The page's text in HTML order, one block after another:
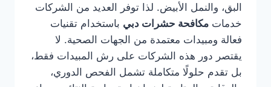
البق، والنمل الأبيض. لذا توفر العديد من الشركات
خدمات مكافحة حشرات دبي باستخدام تقنيات
فعالة ومبيدات معتمدة من الجهات الصحية. لا
يقتصر دور هذه الشركات على رش المبيدات فقط،
بل تقدم حلولًا متكاملة تشمل الفحص الدوري،